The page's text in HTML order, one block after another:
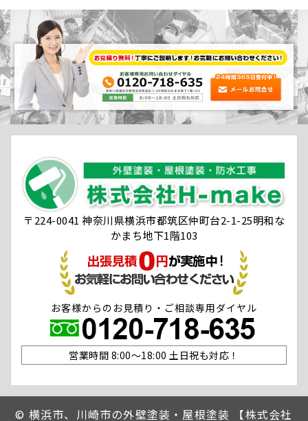
〒224-0041 神奈川県横浜市都筑区仲町台2-1-25明和な
かまち地下1階103
お客様からのお見積り・ご相談専用ダイヤル
営業時間 8:00〜18:00 土日祝も対応！
© 横浜市、川崎市の外壁塗装・屋根塗装 【株式会社